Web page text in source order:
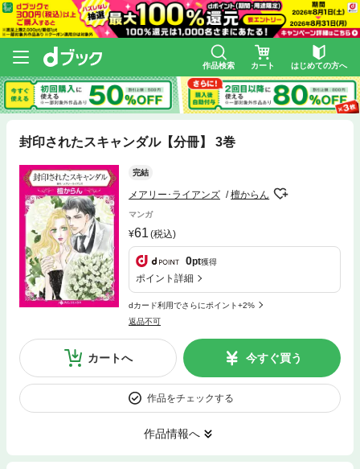
作品検索 カート はじめての方へ
封印されたスキャンダル【分冊】 3巻
完結
メアリー･ライアンズ 檀からん
マンガ
61 (税込)
0pt獲得
ポイント詳細
dカード利用でさらにポイント+2%
返品不可
カートへ 今すぐ買う
作品をチェックする
作品情報へ